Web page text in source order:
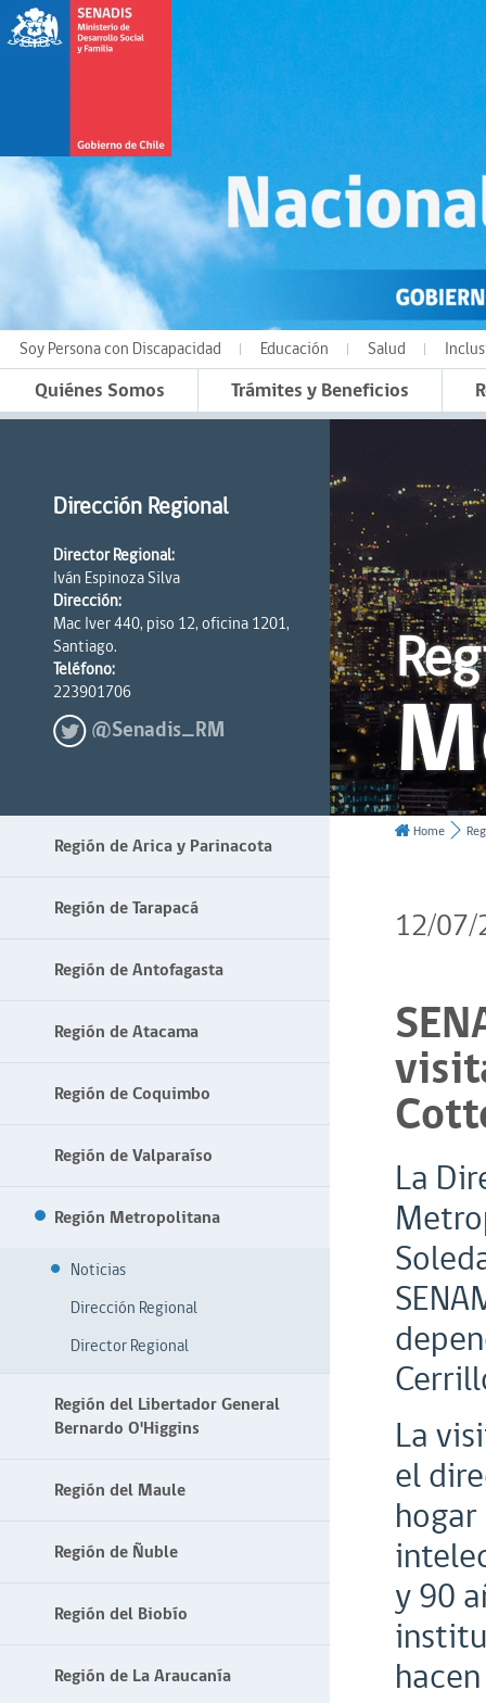
Soy Persona con Discapacidad Educación Salud
Quiénes Somos Trámites y Beneficios
Dirección Regional
Director Regional:
Iván Espinoza Silva
Dirección:
Mac Iver 440, piso 12, oficina 1201,
Santiago.
Teléfono:
223901706
@Senadis_RM
Región de Arica y Parinacota
Región de Tarapacá
Región de Antofagasta
Región de Atacama
Región de Coquimbo
Región de Valparaíso
Región Metropolitana
Noticias
Dirección Regional
Director Regional
Región del Libertador General
Bernardo O'Higgins
Región del Maule
Región de Ñuble
Región del Biobío
Región de La Araucanía
Home
12/
La
La
el
y 90